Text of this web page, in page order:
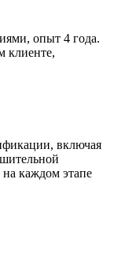
опыт 4 года.
клиенте,
включая
каждом этапе